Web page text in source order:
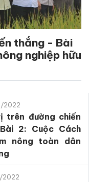
thắng - Bài
nghiệp hữu
2022
trên đường chiến
2: Cuộc Cách
nông toàn dân
2022